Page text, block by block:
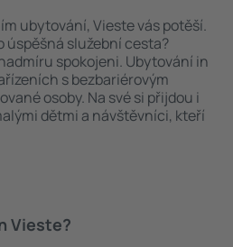
ubytování, Vieste vás potěší.
úspěšná služební cesta?
spokojeni. Ubytování in
s bezbariérovým
osoby. Na své si přijdou i
dětmi a návštěvníci, kteří
Vieste?